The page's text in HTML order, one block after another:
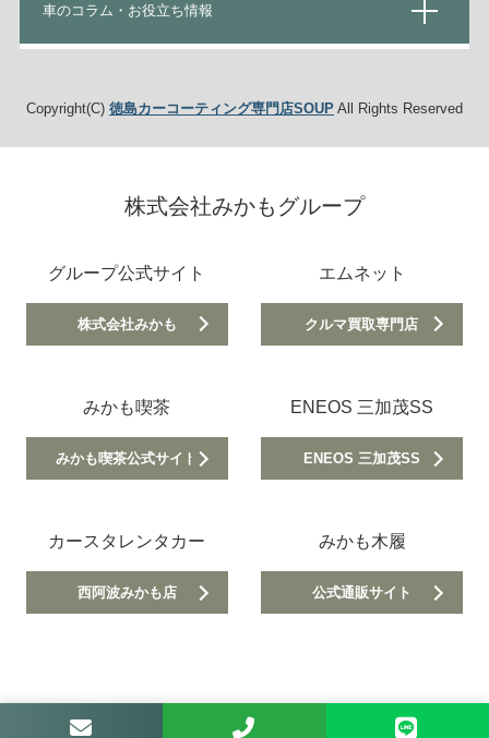
車のコラム・お役立ち情報
Copyright(C) 徳島カーコーティング専門店SOUPAll Rights Reserved
株式会社みかもグループ
グループ公式サイト
株式会社みかも
エムネット
クルマ買取専門店
みかも喫茶
みかも喫茶公式サイト
ENEOS 三加茂SS
ENEOS 三加茂SS
カースタレンタカー
西阿波みかも店
みかも木履
公式通販サイト